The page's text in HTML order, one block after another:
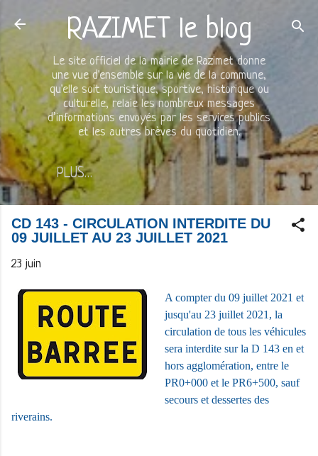
Accéder au contenu principal
RAZIMET le blog
Le site officiel de la mairie de Razimet donne
une vue d'ensemble sur la vie de la commune,
qu'elle soit touristique, sportive, historique ou
culturelle, relaie les nombreux messages
d’informations envoyés par les services publics
et les autres brèves du quotidien.
PLUS…
CD 143 - CIRCULATION INTERDITE DU
09 JUILLET AU 23 JUILLET 2021
23 juin
A compter du 09 juillet 2021 et
jusqu'au 23 juillet 2021, la
circulation de tous les véhicules
sera interdite sur la D 143 en et
hors agglomération, entre le
PR0+000 et le PR6+500, sauf
secours et dessertes des
riverains.